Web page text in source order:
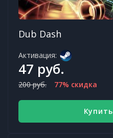
Dub Dash
Активация:
47 руб.
200 руб. 77% скидка
Купить